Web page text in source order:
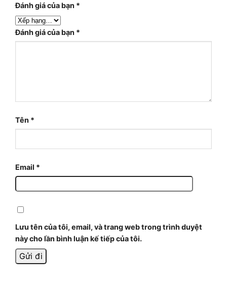
Đánh giá của bạn *
Đánh giá của bạn *
Tên *
Email *
Lưu tên của tôi, email, và trang web trong trình duyệt
này cho lần bình luận kế tiếp của tôi.